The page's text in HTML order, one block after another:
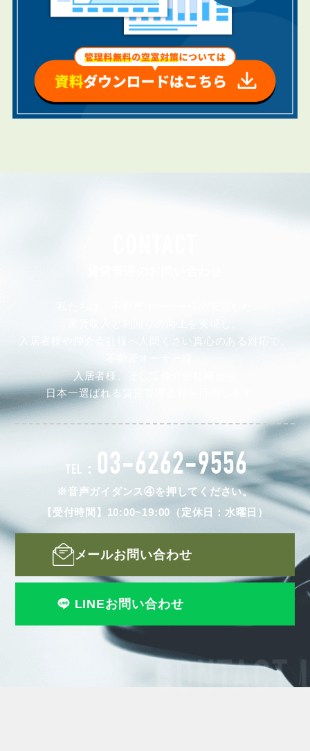
CONTACT
入居者様や仲介会社様へ人間くさい真心のある対応で、
入居者様、そして仲介会社様から
日本一選ばれる賃貸管理会社を目指します。
TEL： 03-6262-9556
※音声ガイダンス④を押してください。
【受付時間】10:00~19:00（定休日：水曜日）
メールお問い合わせ
LINEお問い合わせ